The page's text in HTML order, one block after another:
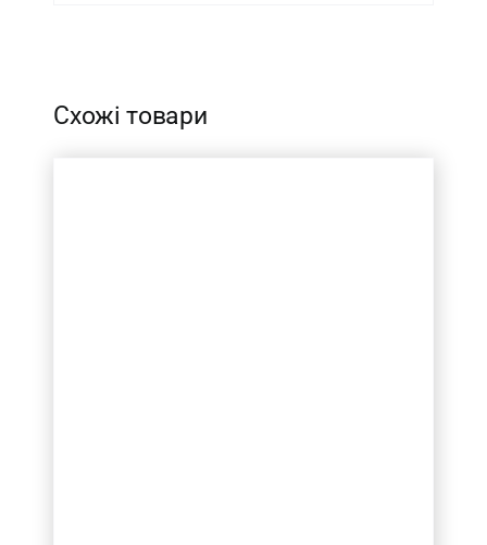
Схожі товари